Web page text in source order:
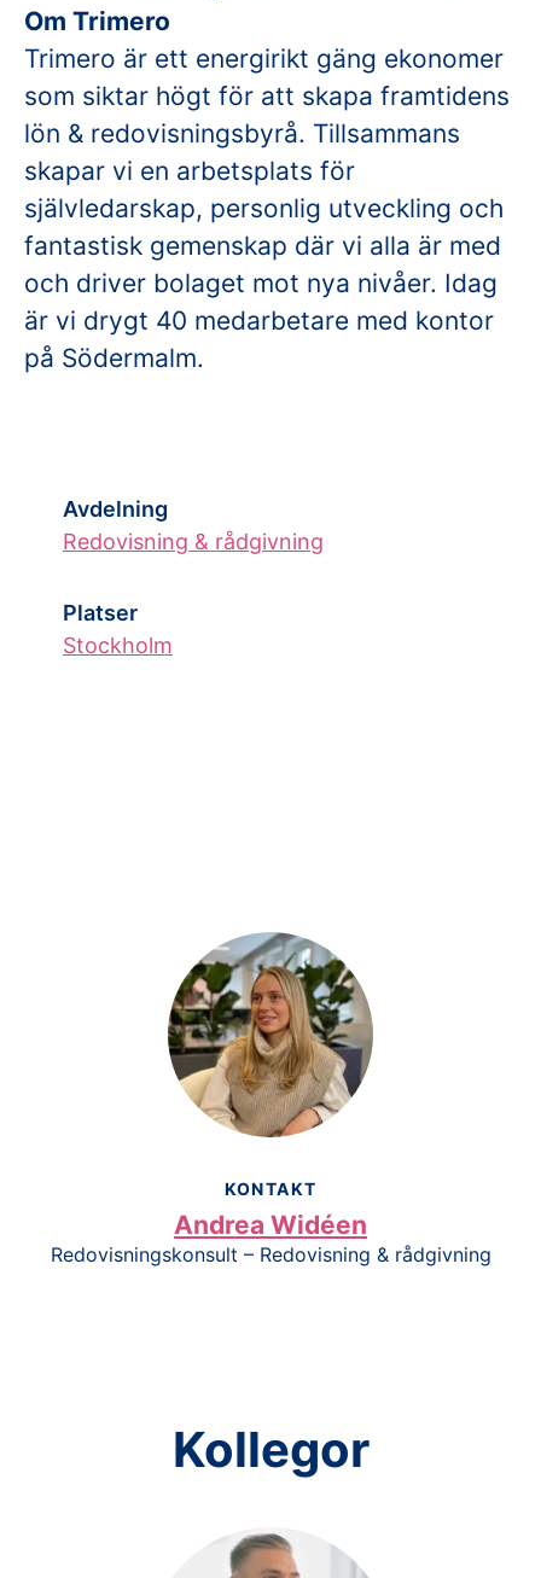
Om Trimero
Trimero är ett energirikt gäng ekonomer
som siktar högt för att skapa framtidens
lön & redovisningsbyrå. Tillsammans
skapar vi en arbetsplats för
självledarskap, personlig utveckling och
fantastisk gemenskap där vi alla är med
och driver bolaget mot nya nivåer. Idag
är vi drygt 40 medarbetare med kontor
på Södermalm.
Avdelning
Redovisning & rådgivning
Platser
Stockholm
KONTAKT
Andrea Widéen
Redovisningskonsult – Redovisning & rådgivning
Kollegor